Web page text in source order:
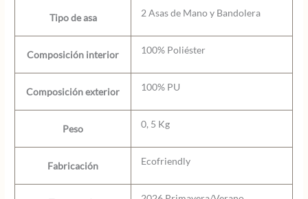
Tipo de asa 2 Asas de Mano y Bandolera
Composición interior 100% Poliéster
Composición exterior 100% PU
Peso 0, 5 Kg
Fabricación Ecofriendly